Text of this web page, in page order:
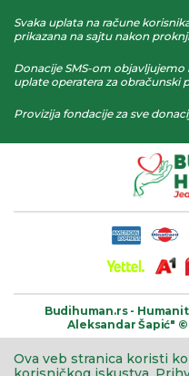
Svaka uplata na račune
prikazana na sajtu nakon
Donacije SMS-om objavljujemo
uplate operatera za obračunski
Provizija fondacije za sve
Budihuman.rs -
Aleksandar Šapić" ©
Ova veb stranica koristi